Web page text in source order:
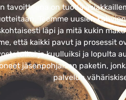
tavoitteena on tuoda
Teemme uusien
läpi ja mitä kukin
että kaikki pavut ja prosessit
ja kuulluiksi ja lopulta
jäsenpohjaisen paketin,
palvelun